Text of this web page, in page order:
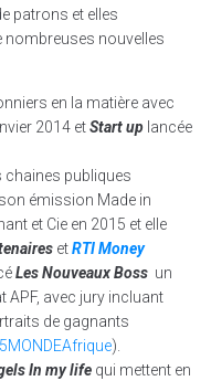
patrons et elles
nombreuses nouvelles
en la matière avec
2014 etStart up lancée
chaines publiques
émission Made in
et Cie en 2015 et elle
etRTI Money
Les Nouveaux Boss un
avec jury incluant
de gagnants
).​
In my life qui mettent en